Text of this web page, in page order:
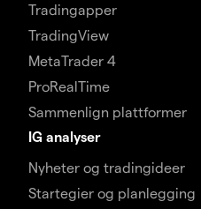
Tradingapper
TradingView
MetaTrader 4
ProRealTime
Sammenlign plattformer
IG analyser
Nyheter og tradingideer
Startegier og planlegging